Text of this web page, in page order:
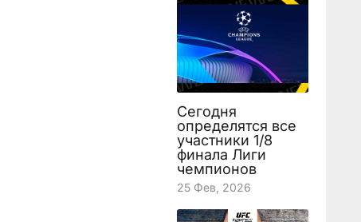
Сегодня
определятся все
участники 1/8
финала Лиги
чемпионов
25 Фев, 2026